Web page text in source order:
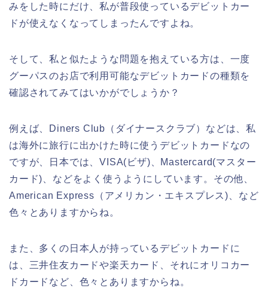
みをした時にだけ、私が普段使っているデビットカー
ドが使えなくなってしまったんですよね。
そして、私と似たような問題を抱えている方は、一度
グーパスのお店で利用可能なデビットカードの種類を
確認されてみてはいかがでしょうか？
例えば、Diners Club（ダイナースクラブ）などは、私
は海外に旅行に出かけた時に使うデビットカードなの
ですが、日本では、VISA(ビザ)、Mastercard(マスター
カード)、などをよく使うようにしています。その他、
American Express（アメリカン・エキスプレス)、など
色々とありますからね。
また、多くの日本人が持っているデビットカードに
は、三井住友カードや楽天カード、それにオリコカー
ドカードなど、色々とありますからね。